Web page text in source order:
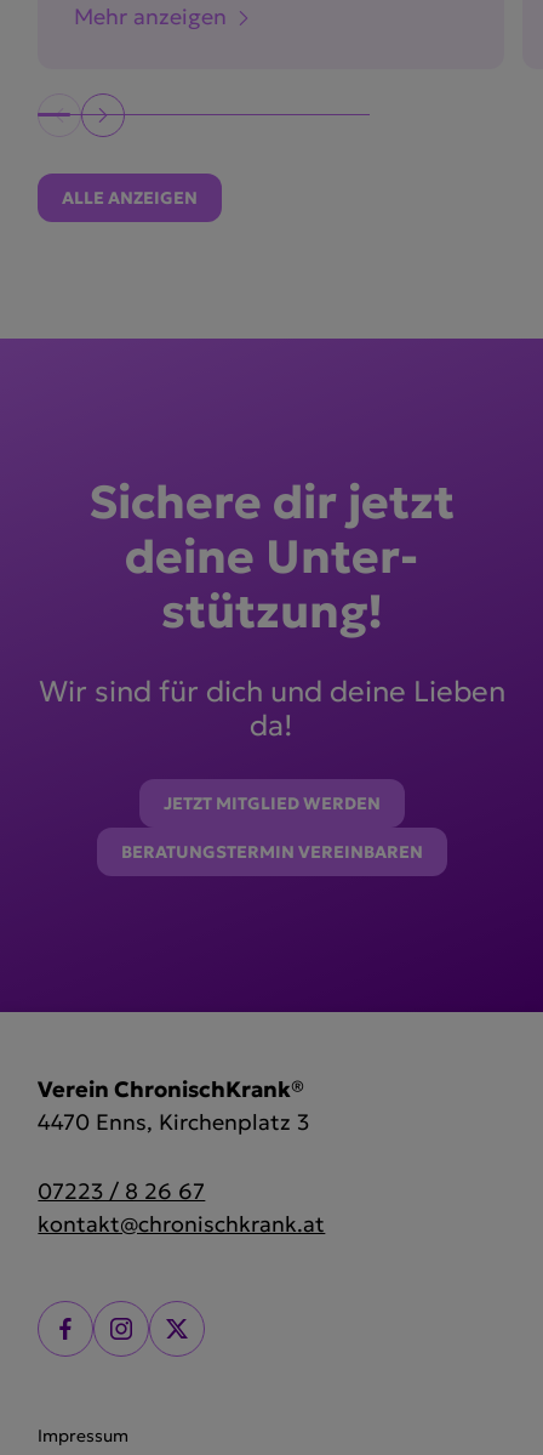
Mehr anzeigen
ALLE ANZEIGEN
Sichere dir jetzt
deine Unter­
stützung!
Wir sind für dich und deine Lieben
da!
JETZT MITGLIED WERDEN
BERATUNGSTERMIN VEREINBAREN
Verein ChronischKrank®
4470 Enns, Kirchenplatz 3
07223 / 8 26 67
kontakt@chronischkrank.at
Impressum